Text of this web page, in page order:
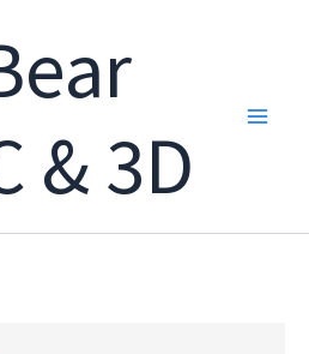
& 3D